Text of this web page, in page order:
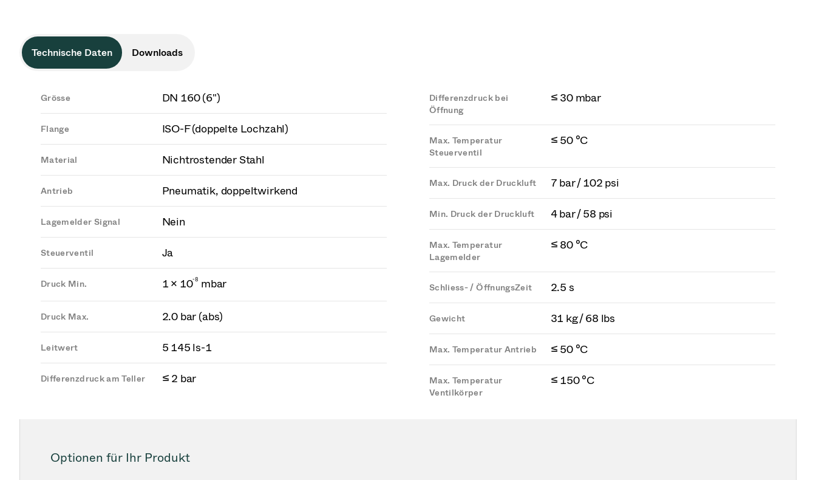
Technische Daten Downloads
Grösse DN 160 (6")
Flange ISO-F (doppelte Lochzahl)
Material Nichtrostender Stahl
Antrieb Pneumatik, doppeltwirkend
Lagemelder Signal Nein
Steuerventil Ja
Druck Min. 1 × 10-8 mbar
Druck Max. 2.0 bar (abs)
Leitwert 5 145 ls-1
Differenzdruck am Teller ≤ 2 bar
Differenzdruck bei
Öffnung
≤ 30 mbar
Max. Temperatur
Steuerventil
≤ 50 °C
Max. Druck der Druckluft 7 bar / 102 psi
Min. Druck der Druckluft 4 bar / 58 psi
Max. Temperatur
Lagemelder
≤ 80 °C
Schliess- / ÖffnungsZeit 2.5 s
Gewicht 31 kg / 68 lbs
Max. Temperatur Antrieb ≤ 50 °C
Max. Temperatur
Ventilkörper
≤ 150 °C
Optionen für Ihr Produkt